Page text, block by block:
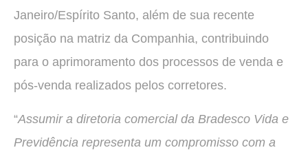
Janeiro/Espírito Santo, além de sua recente
posição na matriz da Companhia, contribuindo
para o aprimoramento dos processos de venda e
pós-venda realizados pelos corretores.
“Assumir a diretoria comercial da Bradesco Vida e
Previdência representa um compromisso com a